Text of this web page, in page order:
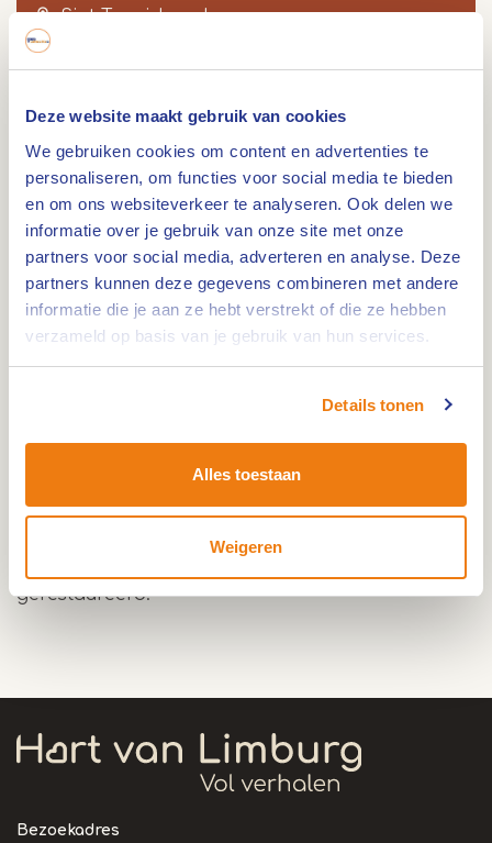
Deze website maakt gebruik van cookies
We gebruiken cookies om content en advertenties te
personaliseren, om functies voor social media te bieden
en om ons websiteverkeer te analyseren. Ook delen we
informatie over je gebruik van onze site met onze
partners voor social media, adverteren en analyse. Deze
partners kunnen deze gegevens combineren met andere
informatie die je aan ze hebt verstrekt of die ze hebben
verzameld op basis van je gebruik van hun services.
Details tonen
Alles toestaan
Weigeren
Sint Teuniskapel
Route
De Sint Teuniskapel, ook wel bekend als de St.-
Antoniuskapel, bevindt zich in de wijk Altweert in
bakstenen kapel werd gebouwd in 1723 en werd in
1826 grotendeels herbouwd.
De kapel is fraai gelegen in de wijk Altweert en
wordt omgeven door groen. Het is een forse
gerestaureerd.
Bezoekadres